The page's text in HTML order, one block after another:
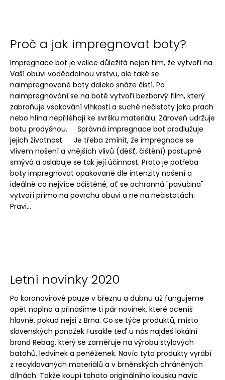
Proč a jak impregnovat boty?
Impregnace bot je velice důležitá nejen tím, že vytvoří na
Vaší obuvi voděodolnou vrstvu, ale také se
naimpregnované boty daleko snáze čistí. Po
naimpregnování se na botě vytvoří bezbarvý film, který
zabraňuje vsakování vlhkosti a suché nečistoty jako prach
nebo hlína nepřiléhají ke svršku materiálu. Zároveň udržuje
botu prodyšnou. Správná impregnace bot prodlužuje
jejich životnost. Je třeba zmínit, že impregnace se
vlivem nošení a vnějších vlivů (déšť, čištění) postupně
smývá a oslabuje se tak její účinnost. Proto je potřeba
boty impregnovat opakovaně dle intenzity nošení a
ideálně co nejvíce očištěné, ať se ochranná "pavučina"
vytvoří přímo na povrchu obuvi a ne na nečistotách.
Pravi...
Letní novinky 2020
Po koronavirové pauze v březnu a dubnu už fungujeme
opět naplno a přinášíme ti pár novinek, které oceníš
hlavně, pokud nejsi z Brna. Co se týče produktů, místo
slovenských ponožek Fusakle teď u nás najdeš lokální
brand Rebag, který se zaměřuje na výrobu stylových
batohů, ledvinek a peněženek. Navíc tyto produkty vyrábí
z recyklovaných materiálů a v brněnských chráněných
dílnách. Takže koupí tohoto originálního kousku navíc